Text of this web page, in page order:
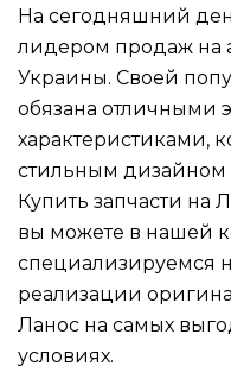
На сегодняшний
лидером продаж на
Украины. Своей
обязана отличными
характеристиками,
стильным
Купить запчасти
вы можете в нашей
специализируемся
реализации
Ланос на самых
условиях.